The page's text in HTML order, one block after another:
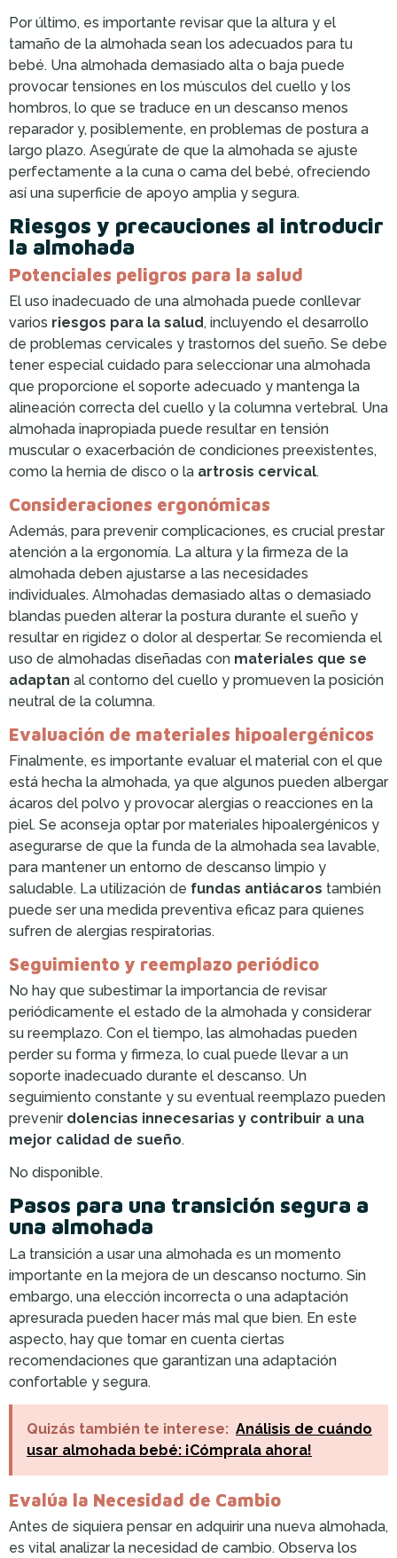
Por último, es importante revisar que la altura y el
tamaño de la almohada sean los adecuados para tu
bebé. Una almohada demasiado alta o baja puede
provocar tensiones en los músculos del cuello y los
hombros, lo que se traduce en un descanso menos
reparador y, posiblemente, en problemas de postura a
largo plazo. Asegúrate de que la almohada se ajuste
perfectamente a la cuna o cama del bebé, ofreciendo
así una superficie de apoyo amplia y segura.
Riesgos y precauciones al introducir
la almohada
Potenciales peligros para la salud
El uso inadecuado de una almohada puede conllevar
varios riesgos para la salud, incluyendo el desarrollo
de problemas cervicales y trastornos del sueño. Se debe
tener especial cuidado para seleccionar una almohada
que proporcione el soporte adecuado y mantenga la
alineación correcta del cuello y la columna vertebral. Una
almohada inapropiada puede resultar en tensión
muscular o exacerbación de condiciones preexistentes,
como la hernia de disco o la artrosis cervical.
Consideraciones ergonómicas
Además, para prevenir complicaciones, es crucial prestar
atención a la ergonomía. La altura y la firmeza de la
almohada deben ajustarse a las necesidades
individuales. Almohadas demasiado altas o demasiado
blandas pueden alterar la postura durante el sueño y
resultar en rigidez o dolor al despertar. Se recomienda el
uso de almohadas diseñadas con materiales que se
adaptan al contorno del cuello y promueven la posición
neutral de la columna.
Evaluación de materiales hipoalergénicos
Finalmente, es importante evaluar el material con el que
está hecha la almohada, ya que algunos pueden albergar
ácaros del polvo y provocar alergias o reacciones en la
piel. Se aconseja optar por materiales hipoalergénicos y
asegurarse de que la funda de la almohada sea lavable,
para mantener un entorno de descanso limpio y
saludable. La utilización de fundas antiácaros también
puede ser una medida preventiva eficaz para quienes
sufren de alergias respiratorias.
Seguimiento y reemplazo periódico
No hay que subestimar la importancia de revisar
periódicamente el estado de la almohada y considerar
su reemplazo. Con el tiempo, las almohadas pueden
perder su forma y firmeza, lo cual puede llevar a un
soporte inadecuado durante el descanso. Un
seguimiento constante y su eventual reemplazo pueden
prevenir dolencias innecesarias y contribuir a una
mejor calidad de sueño.
No disponible.
Pasos para una transición segura a
una almohada
La transición a usar una almohada es un momento
importante en la mejora de un descanso nocturno. Sin
embargo, una elección incorrecta o una adaptación
apresurada pueden hacer más mal que bien. En este
aspecto, hay que tomar en cuenta ciertas
recomendaciones que garantizan una adaptación
confortable y segura.
Quizás también te interese: Análisis de cuándo
usar almohada bebé: ¡Cómprala ahora!
Evalúa la Necesidad de Cambio
Antes de siquiera pensar en adquirir una nueva almohada,
es vital analizar la necesidad de cambio. Observa los